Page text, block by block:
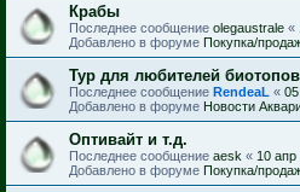
Крабы
Последнее сообщение olegaustrale «
Добавлено в форуме Покупка/
Тур для любителей
Последнее сообщение RendeaL «
Добавлено в форуме Новости
Оптивайт и т.д.
Последнее сообщение aesk « 10 апр
Добавлено в форуме Покупка/